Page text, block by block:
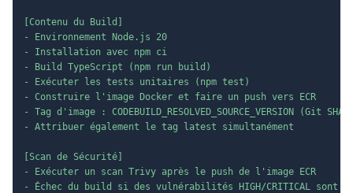
[Contenu du Build]
- Environnement Node.js 20
- Installation avec npm ci
- Build TypeScript (npm run build)
- Exécuter les tests unitaires (npm test)
- Construire l'image Docker et faire un push vers ECR
- Tag d'image : CODEBUILD_RESOLVED_SOURCE_VERSION (Git SHA)
- Attribuer également le tag latest simultanément
[Scan de Sécurité]
- Exécuter un scan Trivy après le push de l'image ECR
- Échec du build si des vulnérabilités HIGH/CRITICAL sont